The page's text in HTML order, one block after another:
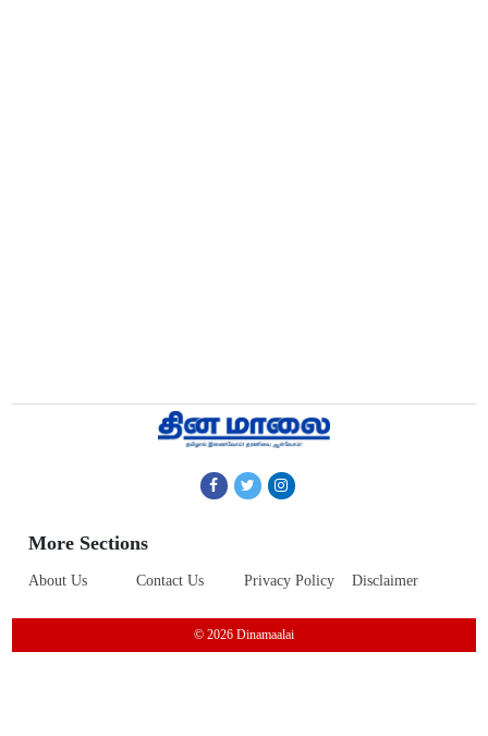
More Sections
About Us Contact Us Privacy Policy Disclaimer
© 2026 Dinamaalai